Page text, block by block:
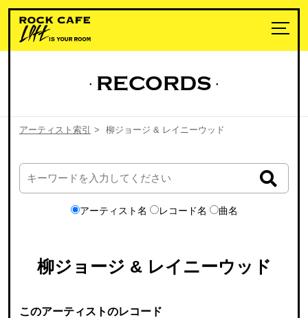
RECORDS
アーティスト索引 > 柳ジョージ & レイニーウッド
アーティスト名 レコード名 曲名
柳ジョージ & レイニーウッド
このアーティストのレコード